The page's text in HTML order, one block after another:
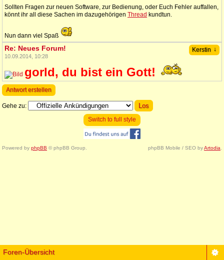
Sollten Fragen zur neuen Software, zur Bedienung, oder Euch Fehler auffallen,
könnt ihr all diese Sachen im dazugehörigen Thread kundtun.
Nun dann viel Spaß
Kerstin ↓
Re: Neues Forum!
10.09.2014, 10:28
gorld, du bist ein Gott!
Antwort erstellen
Gehe zu:
Switch to full style
Powered by phpBB © phpBB Group. phpBB Mobile / SEO byArtodia
Foren-Übersicht